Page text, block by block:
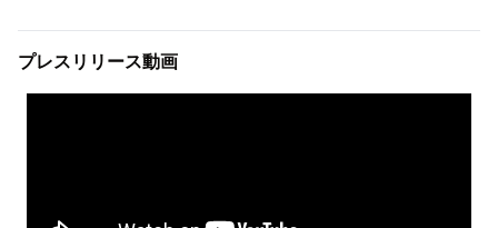
プレスリリース動画